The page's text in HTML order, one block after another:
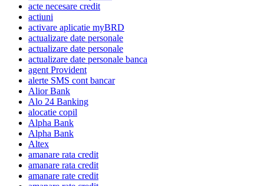
acte necesare credit
actiuni
activare aplicatie myBRD
actualizare date personale
actualizare date personale
actualizare date personale banca
agent Provident
alerte SMS cont bancar
Alior Bank
Alo 24 Banking
alocatie copil
Alpha Bank
Alpha Bank
Altex
amanare rata credit
amanare rata credit
amanare rate credit